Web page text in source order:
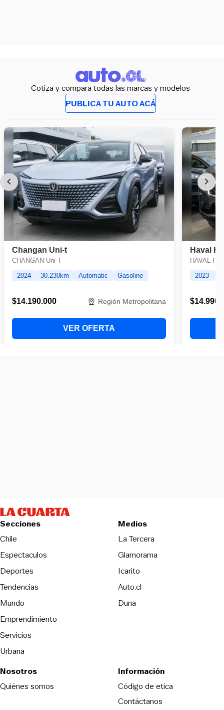
Cotiza y compara todas las marcas y modelos
PUBLICA TU AUTO ACÁ
Secciones
Chile
Espectaculos
Deportes
Tendencias
Mundo
Emprendimiento
Servicios
Urbana
Medios
La TerceraOpens in new
Glamorama
Icarito
Auto.cl
DunaOpens in new window
Nosotros
Quiénes somos
Información
Código de eticaOpens in new
Contáctanos